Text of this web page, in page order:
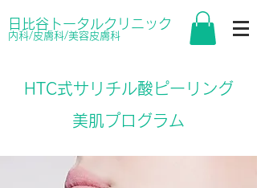
日比谷トータルクリニック
内科/皮膚科/美容皮膚科
​HTC式サリチル酸ピーリング
美肌プログラム